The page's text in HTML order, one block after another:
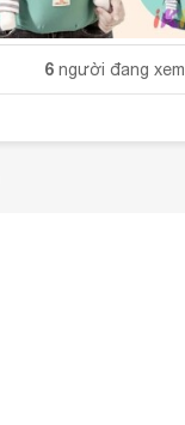
6 người đang xem